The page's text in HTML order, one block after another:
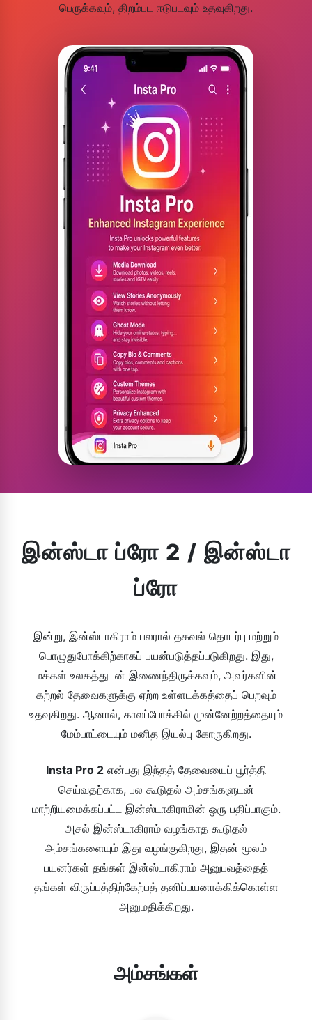
பெருக்கவும், திறம்பட ஈடுபடவும் உதவுகிறது.
இன்ஸ்டா ப்ரோ 2 / இன்ஸ்டா
ப்ரோ
இன்று, இன்ஸ்டாகிராம் பலரால் தகவல் தொடர்பு மற்றும்
பொழுதுபோக்கிற்காகப் பயன்படுத்தப்படுகிறது. இது,
மக்கள் உலகத்துடன் இணைந்திருக்கவும், அவர்களின்
கற்றல் தேவைகளுக்கு ஏற்ற உள்ளடக்கத்தைப் பெறவும்
உதவுகிறது. ஆனால், காலப்போக்கில் முன்னேற்றத்தையும்
மேம்பாட்டையும் மனித இயல்பு கோருகிறது.
Insta Pro 2என்பது இந்தத் தேவையைப் பூர்த்தி
செய்வதற்காக, பல கூடுதல் அம்சங்களுடன்
மாற்றியமைக்கப்பட்ட இன்ஸ்டாகிராமின் ஒரு பதிப்பாகும்.
அசல் இன்ஸ்டாகிராம் வழங்காத கூடுதல்
அம்சங்களையும் இது வழங்குகிறது, இதன் மூலம்
பயனர்கள் தங்கள் இன்ஸ்டாகிராம் அனுபவத்தைத்
தங்கள் விருப்பத்திற்கேற்பத் தனிப்பயனாக்கிக்கொள்ள
அனுமதிக்கிறது.
அம்சங்கள்